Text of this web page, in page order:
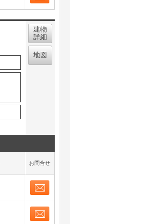
建物
詳細
地図
お問合せ